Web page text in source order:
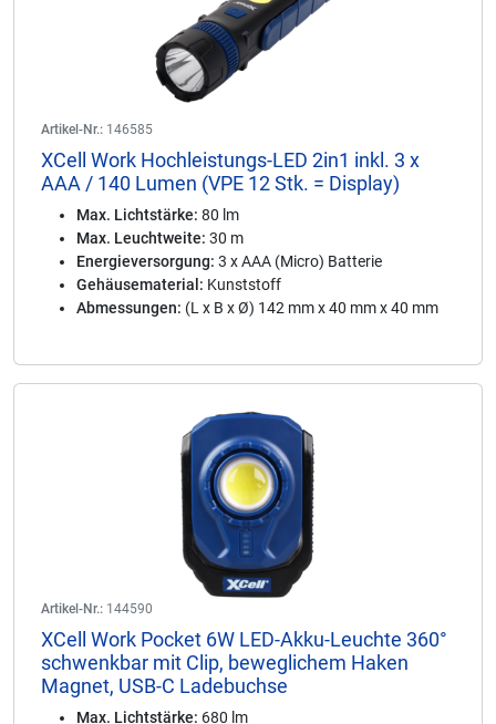
Artikel-Nr.: 146585
XCell Work Hochleistungs-LED 2in1 inkl. 3 x
AAA / 140 Lumen (VPE 12 Stk. = Display)
Max. Lichtstärke: 80 lm
Max. Leuchtweite: 30 m
Energieversorgung: 3 x AAA (Micro) Batterie
Gehäusematerial: Kunststoff
Abmessungen: (L x B x Ø) 142 mm x 40 mm x 40 mm
Artikel-Nr.: 144590
XCell Work Pocket 6W LED-Akku-Leuchte 360°
schwenkbar mit Clip, beweglichem Haken
Magnet, USB-C Ladebuchse
Max. Lichtstärke: 680 lm